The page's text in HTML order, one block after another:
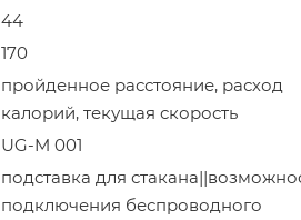
44
170
пройденное расстояние, расход
калорий, текущая скорость
UG-M 001
подставка для
подключения беспроводного